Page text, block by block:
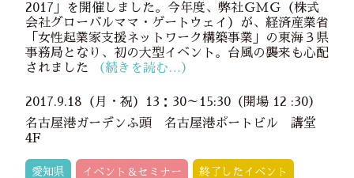
2017」を開催しました。今年度、弊社ＧＭＧ（株式
会社グローバルママ・ゲートウェイ）が、経済産業省
「女性起業家支援ネットワーク構築事業」の東海３県
事務局となり、初の大型イベント。台風の襲来も心配
されました
（続きを読む…）
2017.9.18（月・祝）13：30～15:30（開場 12 :30）
名古屋港ガーデンふ頭 名古屋港ポートビル 講堂
4F
愛知県 イベント＆セミナー 終了したイベント